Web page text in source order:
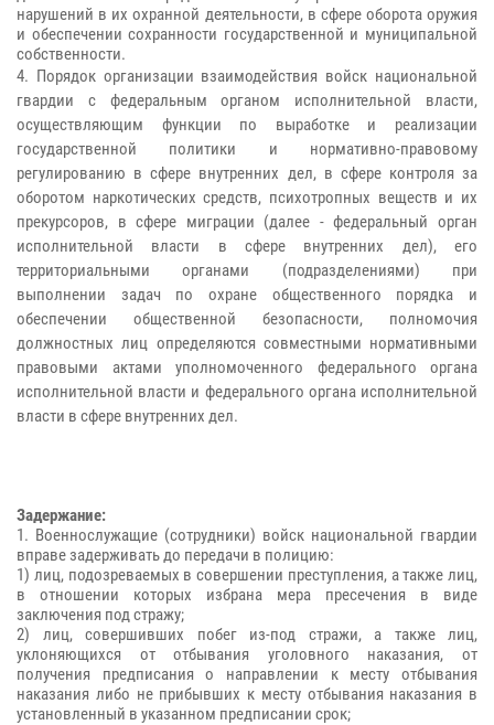
нарушений в их охранной деятельности, в сфере оборота оружия
и обеспечении сохранности государственной и муниципальной
собственности.
4. Порядок организации взаимодействия войск национальной
гвардии с федеральным органом исполнительной власти,
осуществляющим функции по выработке и реализации
государственной политики и нормативно-правовому
регулированию в сфере внутренних дел, в сфере контроля за
оборотом наркотических средств, психотропных веществ и их
прекурсоров, в сфере миграции (далее - федеральный орган
исполнительной власти в сфере внутренних дел), его
территориальными органами (подразделениями) при
выполнении задач по охране общественного порядка и
обеспечении общественной безопасности, полномочия
должностных лиц определяются совместными нормативными
правовыми актами уполномоченного федерального органа
исполнительной власти и федерального органа исполнительной
власти в сфере внутренних дел.
Задержание:
1. Военнослужащие (сотрудники) войск национальной гвардии
вправе задерживать до передачи в полицию:
1) лиц, подозреваемых в совершении преступления, а также лиц,
в отношении которых избрана мера пресечения в виде
заключения под стражу;
2) лиц, совершивших побег из-под стражи, а также лиц,
уклоняющихся от отбывания уголовного наказания, от
получения предписания о направлении к месту отбывания
наказания либо не прибывших к месту отбывания наказания в
установленный в указанном предписании срок;